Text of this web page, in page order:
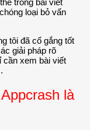
loại bỏ vấn
tôi đã cố gắng tốt
giải pháp rõ
cần xem bài viết
Appcrash là